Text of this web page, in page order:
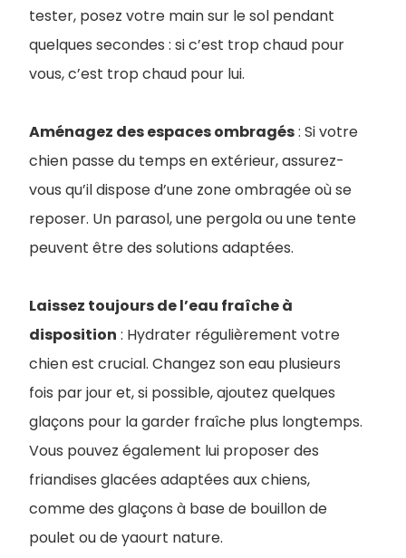
tester, posez votre main sur le sol pendant
quelques secondes : si c’est trop chaud pour
vous, c’est trop chaud pour lui.
Aménagez des espaces ombragés: Si votre
chien passe du temps en extérieur, assurez-
vous qu’il dispose d’une zone ombragée où se
reposer. Un parasol, une pergola ou une tente
peuvent être des solutions adaptées.
Laissez toujours de l’eau fraîche à
disposition : Hydrater régulièrement votre
chien est crucial. Changez son eau plusieurs
fois par jour et, si possible, ajoutez quelques
glaçons pour la garder fraîche plus longtemps.
Vous pouvez également lui proposer des
friandises glacées adaptées aux chiens,
comme des glaçons à base de bouillon de
poulet ou de yaourt nature.